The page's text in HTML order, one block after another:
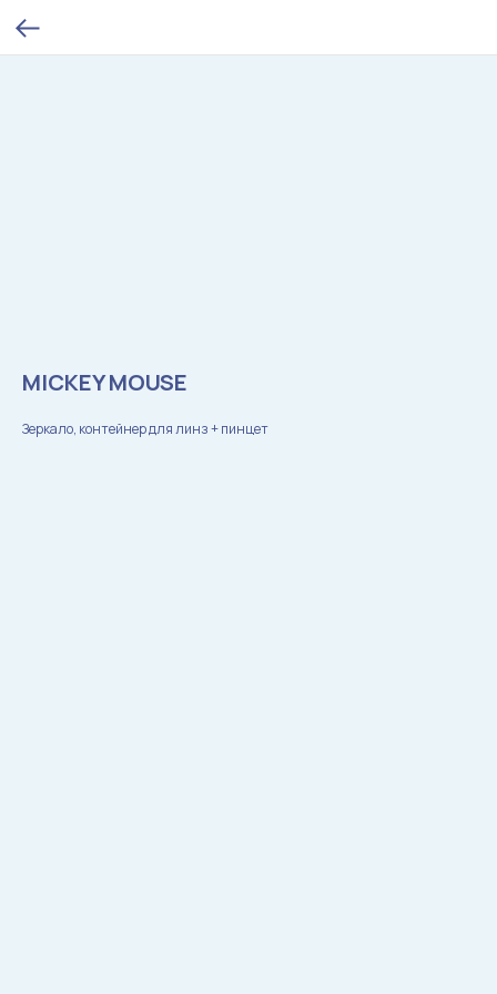
MICKEY MOUSE
Зеркало, контейнер для линз + пинцет